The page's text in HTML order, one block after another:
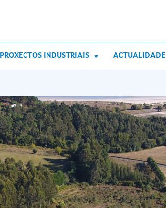
PROXECTOS INDUSTRIAIS ACTUALIDADE